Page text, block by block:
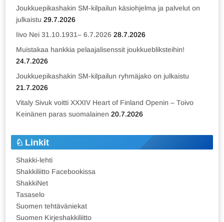
Joukkuepikashakin SM-kilpailun käsiohjelma ja palvelut on
julkaistu 29.7.2026
Iivo Nei 31.10.1931– 6.7.2026 28.7.2026
Muistakaa hankkia pelaajalisenssit joukkuebliksteihin!
24.7.2026
Joukkuepikashakin SM-kilpailun ryhmäjako on julkaistu
21.7.2026
Vitaly Sivuk voitti XXXIV Heart of Finland Openin – Toivo
Keinänen paras suomalainen 20.7.2026
Linkit
Shakki-lehti
Shakkiliitto Facebookissa
ShakkiNet
Tasaselo
Suomen tehtäväniekat
Suomen Kirjeshakkiliitto